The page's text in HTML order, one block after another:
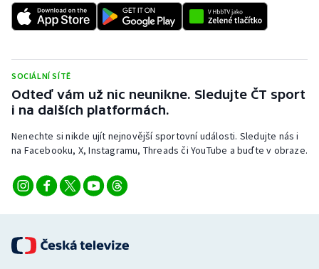
Short track
Stolní tenis
Triatlon
Veslování
Vodní slalom
Volejbal
Ostatní
SOCIÁLNÍ SÍTĚ
Odteď vám už nic neunikne. Sledujte ČT sport
i na dalších platformách.
Nenechte si nikde ujít nejnovější sportovní události. Sledujte nás i
na Facebooku, X, Instagramu, Threads či YouTube a buďte v obraze.